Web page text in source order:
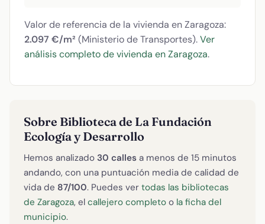
Valor de referencia de la vivienda en Zaragoza:
2.097 €/m² (Ministerio de Transportes).Ver
análisis completo de vivienda en Zaragoza.
Sobre Biblioteca de La Fundación
Ecología y Desarrollo
Hemos analizado 30 calles a menos de 15 minutos
andando, con una puntuación media de calidad de
vida de 87/100. Puedes ver todas las bibliotecas
de Zaragoza, el callejero completo o la ficha del
municipio.